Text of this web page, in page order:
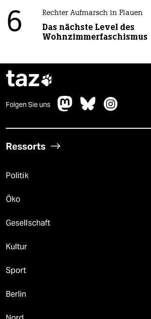
6 Rechter Aufmarsch in Plauen
Das nächste Level des
Wohnzimmerfaschismus
taz
Folgen Sie uns
Ressorts
Politik
Öko
Gesellschaft
Kultur
Sport
Berlin